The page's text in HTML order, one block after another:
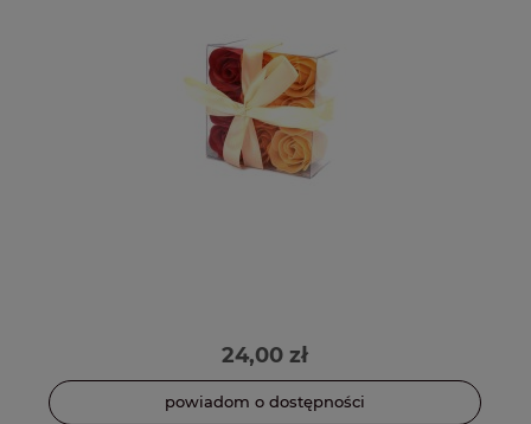
24,00 zł
powiadom o dostępności